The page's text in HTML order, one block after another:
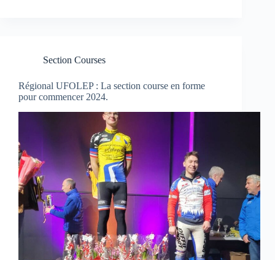
Section Courses
Régional UFOLEP : La section course en forme
pour commencer 2024.